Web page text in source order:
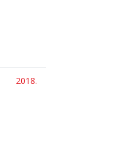
2018.